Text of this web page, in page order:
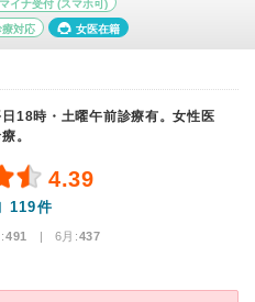
マイナ受付 (スマホ可)
療対応 女医在籍
18時・土曜午前診療有。女性医
。
4.39
119件
491 | 6月:437